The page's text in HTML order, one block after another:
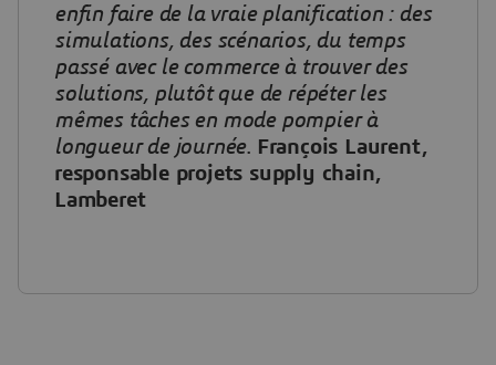
enfin faire de la vraie planification : des
simulations, des scénarios, du temps
passé avec le commerce à trouver des
solutions, plutôt que de répéter les
mêmes tâches en mode pompier à
longueur de journée. François Laurent,
responsable projets supply chain,
Lamberet